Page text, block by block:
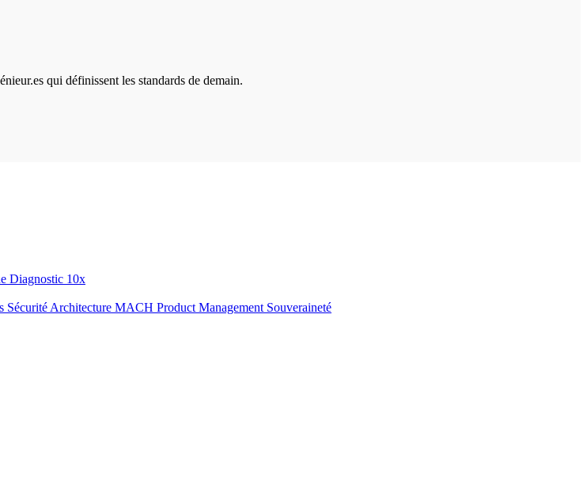
qui définissent les standards de demain.
Diagnostic 10x
Sécurité Architecture MACH Product Management Souveraineté